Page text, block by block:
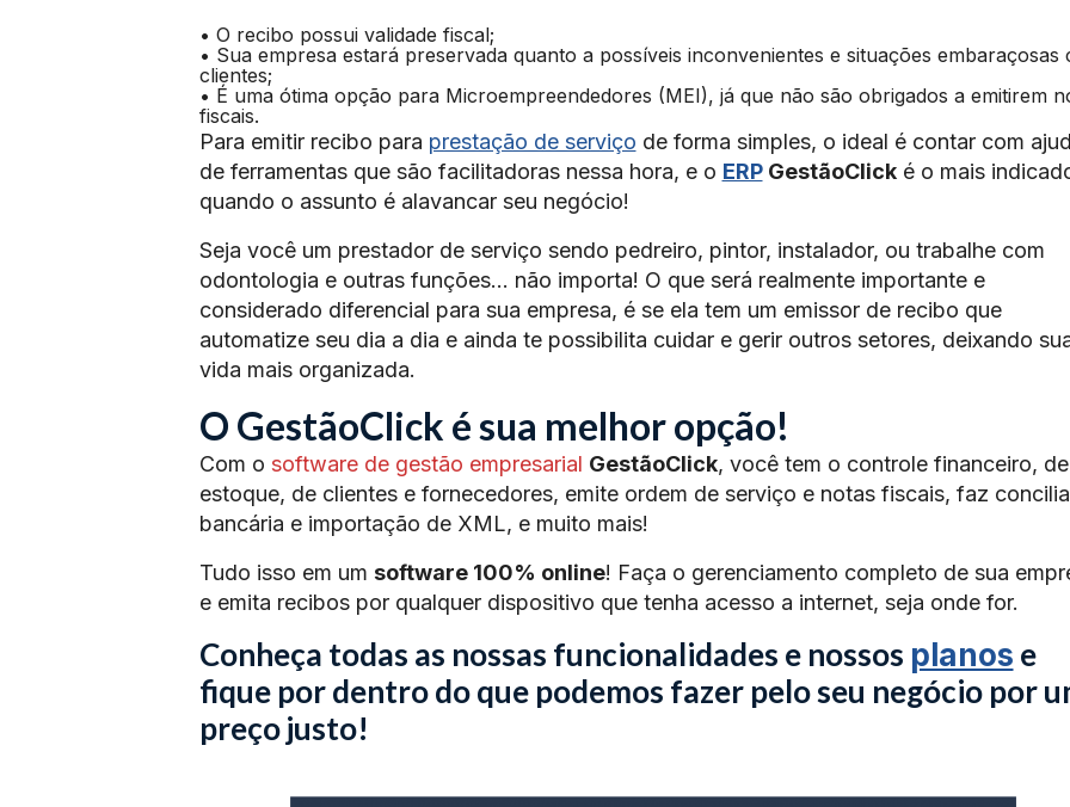
• O recibo possui validade fiscal;
• Sua empresa estará preservada quanto a possíveis inconvenientes e situações embaraçosas
clientes;
• É uma ótima opção para Microempreendedores (MEI), já que não são obrigados a emitirem
fiscais.
Para emitir recibo para prestação de serviço de forma simples, o ideal é contar com
de ferramentas que são facilitadoras nessa hora, e o ERPGestãoClické o mais
quando o assunto é alavancar seu negócio!
Seja você um prestador de serviço sendo pedreiro, pintor, instalador, ou trabalhe com
odontologia e outras funções… não importa! O que será realmente importante e
considerado diferencial para sua empresa, é se ela tem um emissor de recibo que
automatize seu dia a dia e ainda te possibilita cuidar e gerir outros setores, deixando
vida mais organizada.
O GestãoClick é sua melhor opção!
Com o software de gestão empresarial GestãoClick, você tem o controle financeiro, de
estoque, de clientes e fornecedores, emite ordem de serviço e notas fiscais, faz
bancária e importação de XML, e muito mais!
Tudo isso em um software 100% online! Faça o gerenciamento completo de sua
e emita recibos por qualquer dispositivo que tenha acesso a internet, seja onde for.
Conheça todas as nossas funcionalidades e nossos planos e
fique por dentro do que podemos fazer pelo seu negócio por
preço justo!